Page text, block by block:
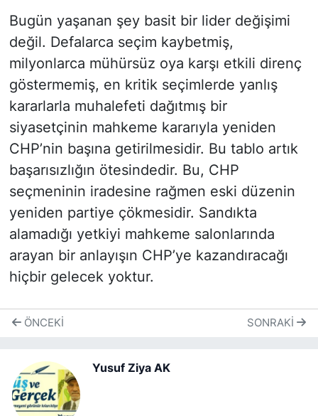
Bugün yaşanan şey basit bir lider değişimi
değil. Defalarca seçim kaybetmiş,
milyonlarca mühürsüz oya karşı etkili direnç
göstermemiş, en kritik seçimlerde yanlış
kararlarla muhalefeti dağıtmış bir
siyasetçinin mahkeme kararıyla yeniden
CHP’nin başına getirilmesidir. Bu tablo artık
başarısızlığın ötesindedir. Bu, CHP
seçmeninin iradesine rağmen eski düzenin
yeniden partiye çökmesidir. Sandıkta
alamadığı yetkiyi mahkeme salonlarında
arayan bir anlayışın CHP’ye kazandıracağı
hiçbir gelecek yoktur.
ÖNCEKI SONRAKI
Yusuf Ziya AK